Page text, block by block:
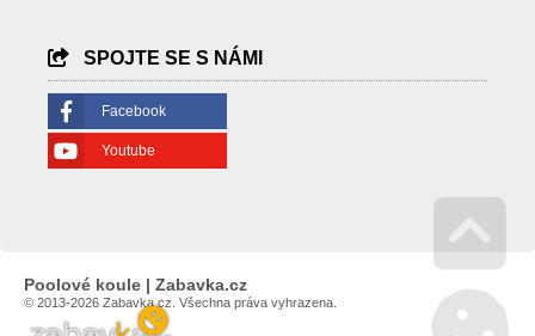
SPOJTE SE S NÁMI
Facebook
Youtube
Poolové koule | Zabavka.cz
© 2013-2026 Zabavka.cz. Všechna práva vyhrazena. Go